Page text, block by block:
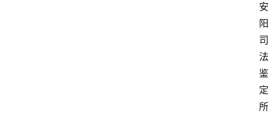
安
阳
司
法
鉴
定
所